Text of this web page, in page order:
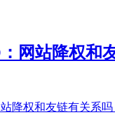
网站降权和
降权和友链有关系